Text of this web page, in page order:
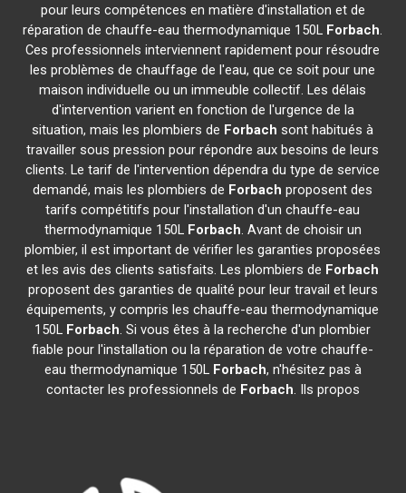
pour leurs compétences en matière d'installation et de
réparation de chauffe-eau thermodynamique 150L Forbach.
Ces professionnels interviennent rapidement pour résoudre
les problèmes de chauffage de l'eau, que ce soit pour une
maison individuelle ou un immeuble collectif. Les délais
d'intervention varient en fonction de l'urgence de la
situation, mais les plombiers de Forbach sont habitués à
travailler sous pression pour répondre aux besoins de leurs
clients. Le tarif de l'intervention dépendra du type de service
demandé, mais les plombiers de Forbach proposent des
tarifs compétitifs pour l'installation d'un chauffe-eau
thermodynamique 150L Forbach. Avant de choisir un
plombier, il est important de vérifier les garanties proposées
et les avis des clients satisfaits. Les plombiers de Forbach
proposent des garanties de qualité pour leur travail et leurs
équipements, y compris les chauffe-eau thermodynamique
150L Forbach. Si vous êtes à la recherche d'un plombier
fiable pour l'installation ou la réparation de votre chauffe-
eau thermodynamique 150L Forbach, n'hésitez pas à
contacter les professionnels de Forbach. Ils propos